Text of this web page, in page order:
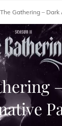
The Gathering –